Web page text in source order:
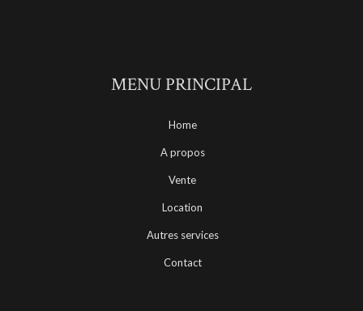
MENU PRINCIPAL
Home
A propos
Vente
Location
Autres services
Contact